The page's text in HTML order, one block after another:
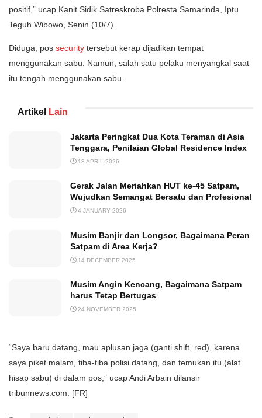
positif,” ucap Kanit Sidik Satreskroba Polresta Samarinda, Iptu
Teguh Wibowo, Senin (10/7).
Diduga, pos security tersebut kerap dijadikan tempat
menggunakan sabu. Namun, salah satu pelaku menyangkal saat
itu tengah menggunakan sabu.
Artikel Lain
Jakarta Peringkat Dua Kota Teraman di Asia
Tenggara, Penilaian Global Residence Index
13 APRIL 2026
Gerak Jalan Meriahkan HUT ke-45 Satpam,
Wujudkan Semangat Bersatu dan Profesional
4 JANUARY 2026
Musim Banjir dan Longsor, Bagaimana Peran
Satpam di Area Kerja?
14 DECEMBER 2025
Musim Angin Kencang, Bagaimana Satpam
harus Tetap Bertugas
24 NOVEMBER 2025
“Saya baru datang, mau aplusan jaga (ganti shift, red), karena
saya piket malam, tiba-tiba polisi datang, dan temukan itu (alat
hisap sabu) di dalam pos,” ucap Andi Arbain dilansir
tribunnews.com. [FR]